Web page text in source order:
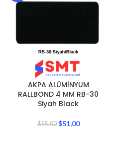
AKPA ALÜMİNYUM
RALLBOND 4 MM RB-30
Siyah Black
$55,00 $51,00